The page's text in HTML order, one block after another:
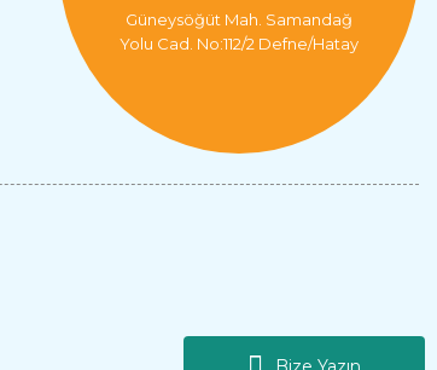
3.317,76 TLGüneysöğüt Mah. Samandağ
Yolu Cad. No:112/2 Defne/Hatay